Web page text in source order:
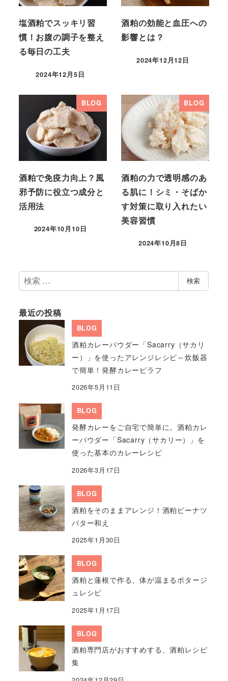
塩酒粕でスッキリ習
慣！お腹の調子を整え
る毎日の工夫
2024年12月5日
酒粕の効能と血圧への
影響とは？
2024年12月12日
BLOG
酒粕で免疫力向上？風
邪予防に役立つ成分と
活用法
2024年10月10日
BLOG
酒粕の力で透明感のあ
る肌に！シミ・そばか
す対策に取り入れたい
美容習慣
2024年10月8日
検
索
検索
最近の投稿
BLOG
酒粕カレーパウダー「Sacarry（サカリ
ー）」を使ったアレンジレシピ～炊飯器
で簡単！発酵カレーピラフ
2026年5月11日
BLOG
発酵カレーをご自宅で簡単に。酒粕カレ
ーパウダー「Sacarry（サカリー）」を
使った基本のカレーレシピ
2026年3月17日
BLOG
酒粕をそのままアレンジ！酒粕ピーナツ
バター和え
2025年1月30日
BLOG
酒粕と蓮根で作る、体が温まるポタージ
ュレシピ
2025年1月17日
BLOG
酒粕専門店がおすすめする、酒粕レシピ
集